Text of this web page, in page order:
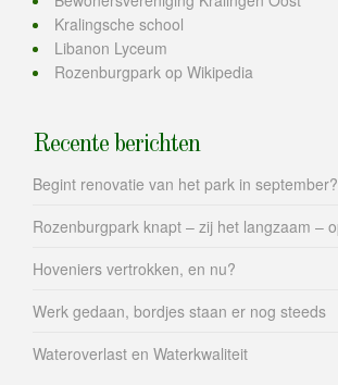
Kralingsche school
Libanon Lyceum
Rozenburgpark op Wikipedia
Recente berichten
Begint renovatie van het park in september?
Rozenburgpark knapt – zij het langzaam –
Hoveniers vertrokken, en nu?
Werk gedaan, bordjes staan er nog steeds
Wateroverlast en Waterkwaliteit